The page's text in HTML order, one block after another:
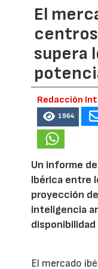
El
supera
Redacción
1964
Un informe
Ibérica entre
proyección
inteligencia
El mercado